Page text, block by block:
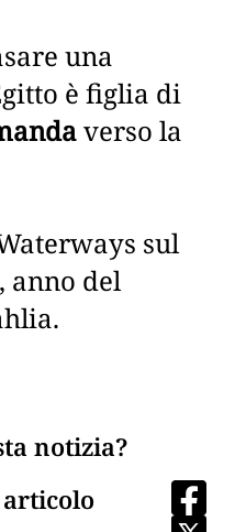
una
è figlia di
verso la
sul
anno del
notizia?